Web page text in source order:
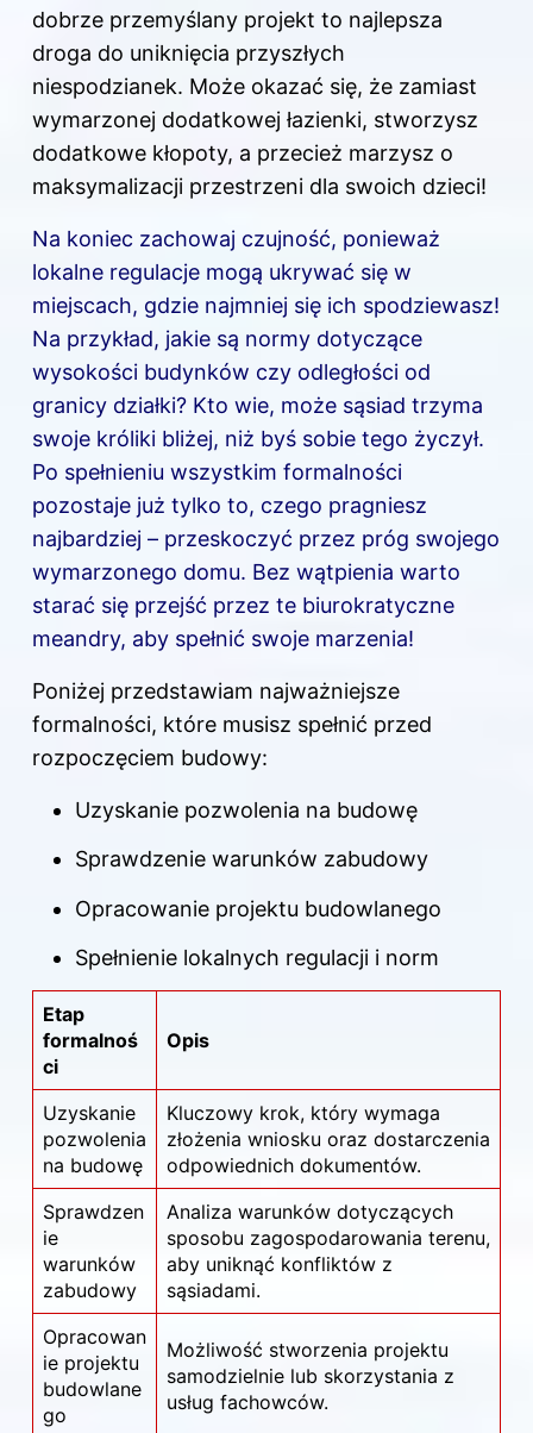
dobrze przemyślany projekt to najlepsza
droga do uniknięcia przyszłych
niespodzianek. Może okazać się, że zamiast
wymarzonej dodatkowej łazienki, stworzysz
dodatkowe kłopoty, a przecież marzysz o
maksymalizacji przestrzeni dla swoich dzieci!
Na koniec zachowaj czujność, ponieważ
lokalne regulacje mogą ukrywać się w
miejscach, gdzie najmniej się ich spodziewasz!
Na przykład, jakie są normy dotyczące
wysokości budynków czy odległości od
granicy działki? Kto wie, może sąsiad trzyma
swoje króliki bliżej, niż byś sobie tego życzył.
Po spełnieniu wszystkim formalności
pozostaje już tylko to, czego pragniesz
najbardziej – przeskoczyć przez próg swojego
wymarzonego domu. Bez wątpienia warto
starać się przejść przez te biurokratyczne
meandry, aby spełnić swoje marzenia!
Poniżej przedstawiam najważniejsze
formalności, które musisz spełnić przed
rozpoczęciem budowy:
Uzyskanie pozwolenia na budowę
Sprawdzenie warunków zabudowy
Opracowanie projektu budowlanego
Spełnienie lokalnych regulacji i norm
Etap
formalnoś
ci
Opis
Uzyskanie
pozwolenia
na budowę
Kluczowy krok, który wymaga
złożenia wniosku oraz dostarczenia
odpowiednich dokumentów.
Sprawdzen
ie
warunków
zabudowy
Analiza warunków dotyczących
sposobu zagospodarowania terenu,
aby uniknąć konfliktów z
sąsiadami.
Opracowan
ie projektu
budowlane
go
Możliwość stworzenia projektu
samodzielnie lub skorzystania z
usług fachowców.